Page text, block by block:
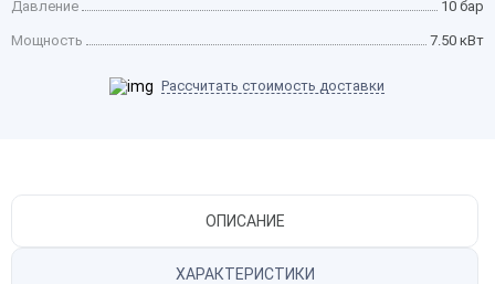
Давление 10 бар
Мощность 7.50 кВт
Рассчитать стоимость доставки
ОПИСАНИЕ
ХАРАКТЕРИСТИКИ